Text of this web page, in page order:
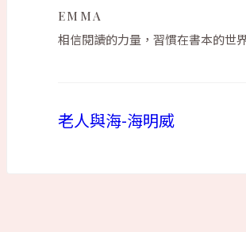
EMMA
相信閱讀的力量，習慣在書本的世
老人與海-海明威